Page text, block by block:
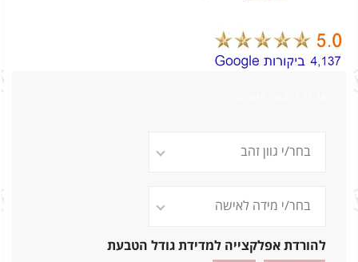
להורדת אפלקצייה למדידת גודל הטבעת